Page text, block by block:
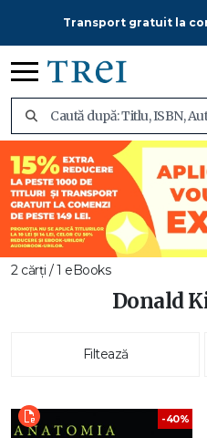
Transport gratuit la
2 cărți / 1 eBooks
Donald
Filtează
-40%